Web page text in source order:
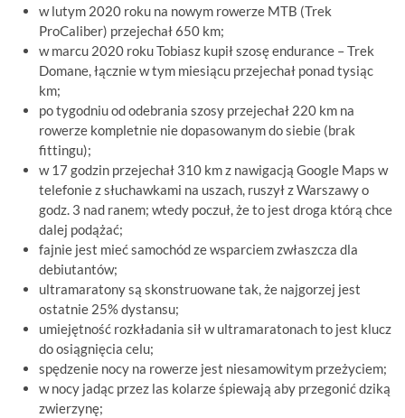
w lutym 2020 roku na nowym rowerze MTB (Trek
ProCaliber) przejechał 650 km;
w marcu 2020 roku Tobiasz kupił szosę endurance – Trek
Domane, łącznie w tym miesiącu przejechał ponad tysiąc
km;
po tygodniu od odebrania szosy przejechał 220 km na
rowerze kompletnie nie dopasowanym do siebie (brak
fittingu);
w 17 godzin przejechał 310 km z nawigacją Google Maps w
telefonie z słuchawkami na uszach, ruszył z Warszawy o
godz. 3 nad ranem; wtedy poczuł, że to jest droga którą chce
dalej podążać;
fajnie jest mieć samochód ze wsparciem zwłaszcza dla
debiutantów;
ultramaratony są skonstruowane tak, że najgorzej jest
ostatnie 25% dystansu;
umiejętność rozkładania sił w ultramaratonach to jest klucz
do osiągnięcia celu;
spędzenie nocy na rowerze jest niesamowitym przeżyciem;
w nocy jadąc przez las kolarze śpiewają aby przegonić dziką
zwierzynę;